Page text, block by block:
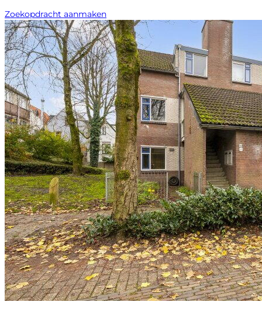
Zoekopdracht aanmaken